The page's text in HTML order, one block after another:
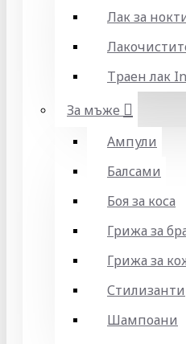
Лак за
Траен лак
За мъже
Ампули
Балсами
Боя за коса
Грижа за
Грижа за
Стилизанти
Шампоани